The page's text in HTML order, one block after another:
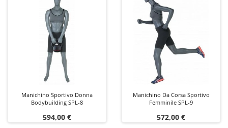
Manichino Sportivo Donna
Bodybuilding SPL-8
Prezzo
594,00 €
Manichino Da Corsa Sportivo
Femminile SPL-9
Prezzo
572,00 €